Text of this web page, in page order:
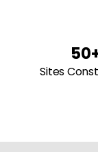
Sites
50